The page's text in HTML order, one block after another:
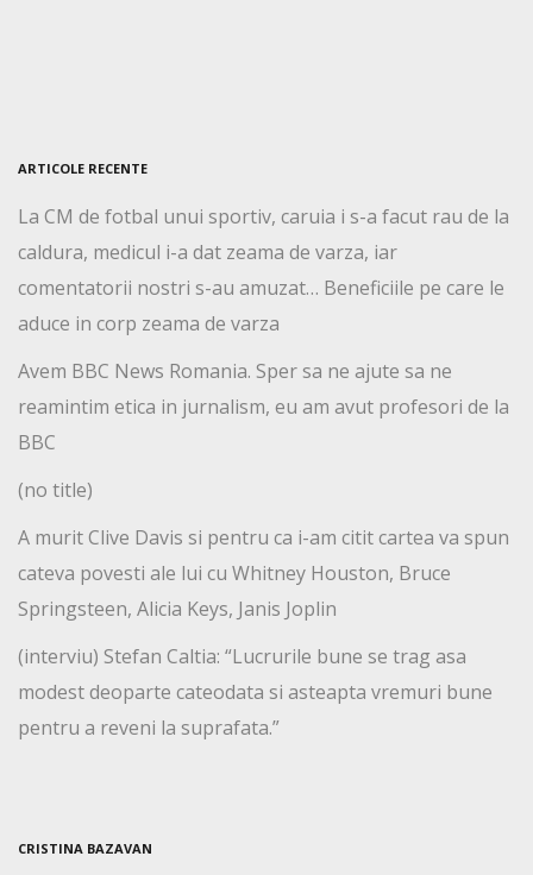
ARTICOLE RECENTE
La CM de fotbal unui sportiv, caruia i s-a facut rau de la
caldura, medicul i-a dat zeama de varza, iar
comentatorii nostri s-au amuzat… Beneficiile pe care le
aduce in corp zeama de varza
Avem BBC News Romania. Sper sa ne ajute sa ne
reamintim etica in jurnalism, eu am avut profesori de la
BBC
(no title)
A murit Clive Davis si pentru ca i-am citit cartea va spun
cateva povesti ale lui cu Whitney Houston, Bruce
Springsteen, Alicia Keys, Janis Joplin
(interviu) Stefan Caltia: “Lucrurile bune se trag asa
modest deoparte cateodata si asteapta vremuri bune
pentru a reveni la suprafata.”
CRISTINA BAZAVAN